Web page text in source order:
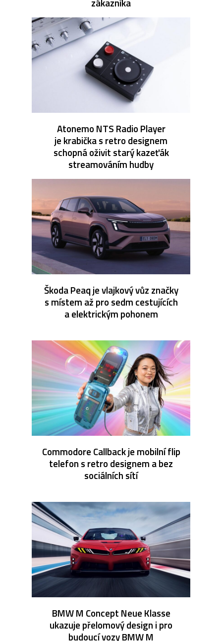
Atonemo NTS Radio Player
je krabička s retro designem
schopná oživit starý kazeťák
streamováním hudby
Škoda Peaq je vlajkový vůz značky
s místem až pro sedm cestujících
a elektrickým pohonem
Commodore Callback je mobilní flip
telefon s retro designem a bez
sociálních sítí
BMW M Concept Neue Klasse
ukazuje přelomový design i pro
budoucí vozy BMW M